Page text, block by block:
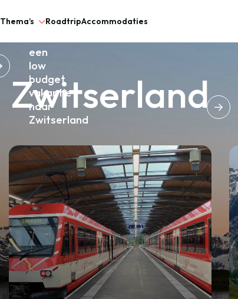
Thema’s RoadtripAccommodaties
Zwitserland
tips
een
low
budget
vakantie
naar
Zwitserland